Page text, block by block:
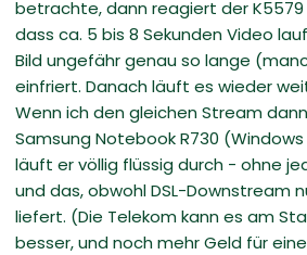
betrachte, dann reagiert der
dass ca. 5 bis 8 Sekunden Video
Bild ungefähr genau so lange
einfriert. Danach läuft es wieder
Wenn ich den gleichen Stream
Samsung Notebook R730
läuft er völlig flüssig durch - ohne
und das, obwohl DSL-Downstream
liefert. (Die Telekom kann es am
besser, und noch mehr Geld für